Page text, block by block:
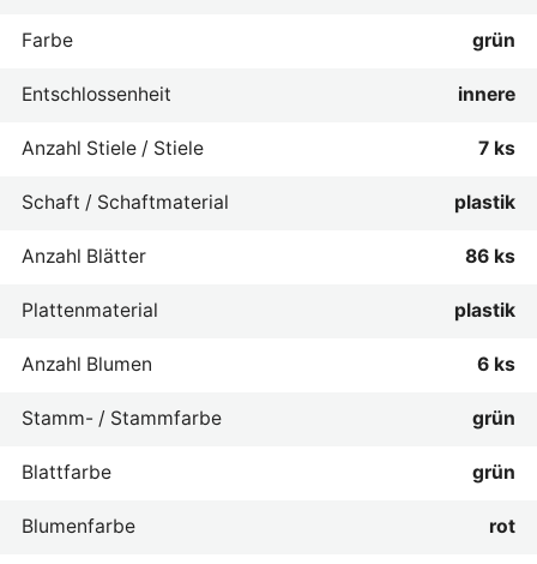
Farbe grün
Entschlossenheit innere
Anzahl Stiele / Stiele 7 ks
Schaft / Schaftmaterial plastik
Anzahl Blätter 86 ks
Plattenmaterial plastik
Anzahl Blumen 6 ks
Stamm- / Stammfarbe grün
Blattfarbe grün
Blumenfarbe rot